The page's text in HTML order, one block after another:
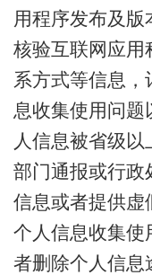
用程序发布及
核验互联网应用
系方式等信息
息收集使用问题
人信息被省级
部门通报或行政
信息或者提供虚
个人信息收集使
者删除个人信息